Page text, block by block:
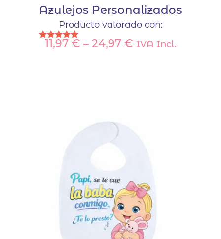
Azulejos Personalizados
Producto valorado con:
Valorado
11,97 € – 24,97 € IVA Incl.
opciones
se
en
la
página
de
producto